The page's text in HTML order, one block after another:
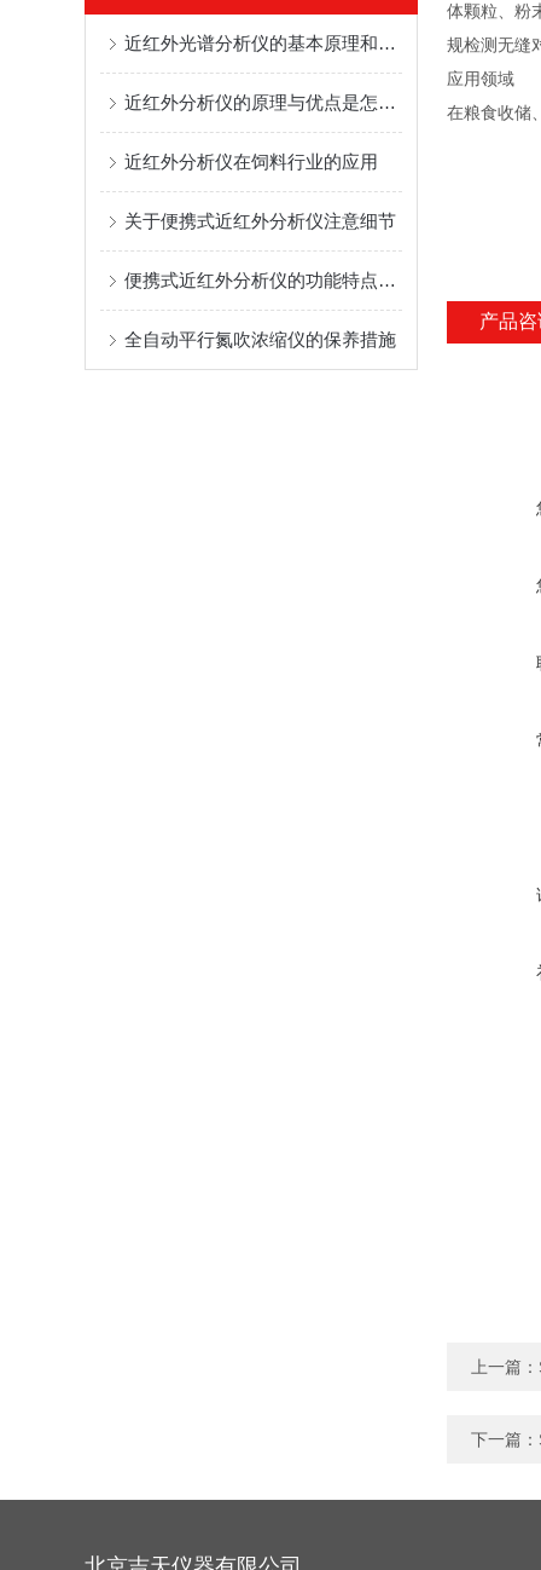
近红外光谱分析仪的基本原理和应用领域
近红外分析仪的原理与优点是怎样的？
近红外分析仪在饲料行业的应用
关于便携式近红外分析仪注意细节
便携式近红外分析仪的功能特点及维修包括哪些
全自动平行氮吹浓缩仪的保养措施
体颗粒、粉
规检测无缝
应用领域
在粮食收储
产品
上一篇：
下一篇：